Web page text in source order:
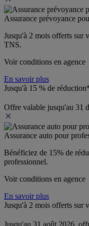
Assurance prévoyance
Jusqu'à 2 mois offerts sur
TNS.
Voir conditions en agence
En savoir plus
Jusqu'à 15 % de
Offre valable jusqu'au 31
Assurance auto pour
Bénéficiez de 15% de
professionnel.
Voir conditions en agence
En savoir plus
Jusqu'à 2 mois offerts sur
Jusqu'au 31 août 2026,